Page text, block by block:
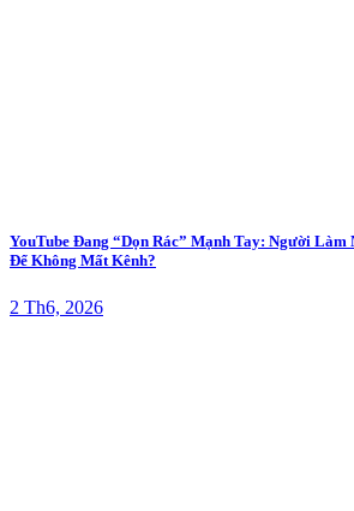
YouTube Đang “Dọn Rác” Mạnh Tay: Người
Để Không Mất Kênh?
2 Th6, 2026